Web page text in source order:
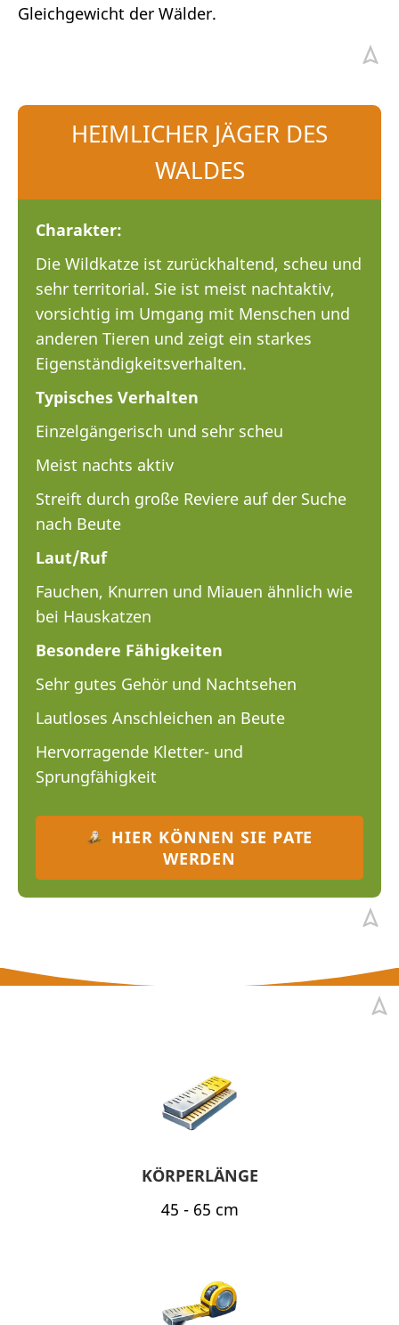
Gleichgewicht der Wälder.
HEIMLICHER JÄGER DES
WALDES
Charakter:
Die Wildkatze ist zurückhaltend, scheu und
sehr territorial. Sie ist meist nachtaktiv,
vorsichtig im Umgang mit Menschen und
anderen Tieren und zeigt ein starkes
Eigenständigkeitsverhalten.
Typisches Verhalten
Einzelgängerisch und sehr scheu
Meist nachts aktiv
Streift durch große Reviere auf der Suche
nach Beute
Laut/Ruf
Fauchen, Knurren und Miauen ähnlich wie
bei Hauskatzen
Besondere Fähigkeiten
Sehr gutes Gehör und Nachtsehen
Lautloses Anschleichen an Beute
Hervorragende Kletter- und
Sprungfähigkeit
HIER KÖNNEN SIE PATE
WERDEN
KÖRPERLÄNGE
45 - 65 cm